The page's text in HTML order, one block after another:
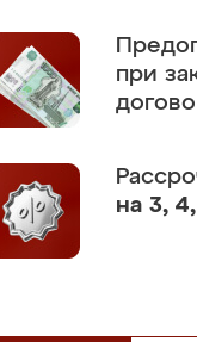
при
на 3,